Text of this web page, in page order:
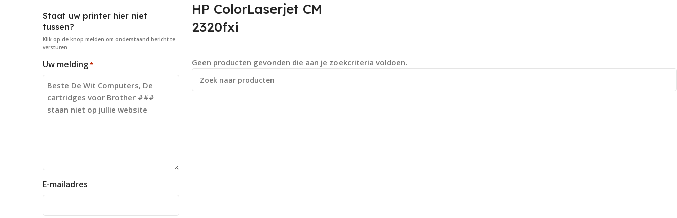
Staat uw printer hier niet
tussen?
Klik op de knop melden om onderstaand bericht te
versturen.
Uw melding*
E-mailadres
HP ColorLaserjet CM
2320fxi
Geen producten gevonden die aan je zoekcriteria voldoen.